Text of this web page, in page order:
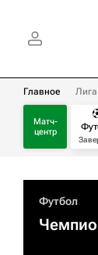
Главное
Матч-
центр
Футбол